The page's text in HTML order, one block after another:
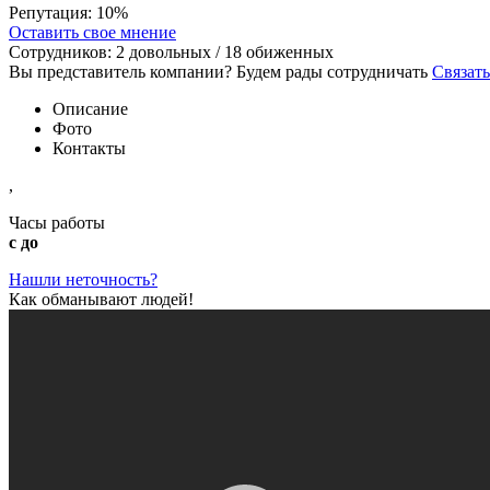
Репутация: 10%
Оставить свое мнение
Сотрудников: 2 довольных / 18 обиженных
Вы представитель компании? Будем рады сотрудничать
Описание
Фото
Контакты
,
Часы работы
с до
Нашли неточность?
Как обманывают людей!